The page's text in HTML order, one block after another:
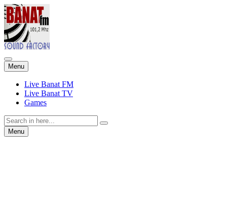
Menu Skip
to
content
Live Banat FM
Live Banat TV
Games
Search
for:Menu Skip
to